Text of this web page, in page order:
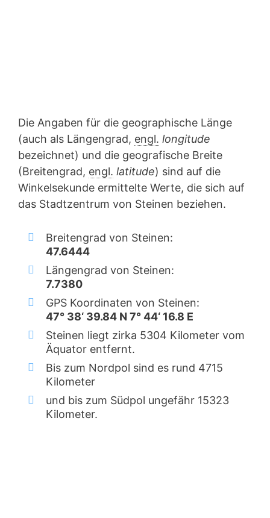
Die Angaben für die geographische Länge
(auch als Längengrad, engl. longitude
bezeichnet) und die geografische Breite
(Breitengrad, engl. latitude) sind auf die
Winkelsekunde ermittelte Werte, die sich auf
das Stadtzentrum von Steinen beziehen.
Breitengrad von Steinen:
47.6444
Längengrad von Steinen:
7.7380
GPS Koordinaten von Steinen:
47° 38‘ 39.84 N 7° 44‘ 16.8 E
Steinen liegt zirka 5304 Kilometer vom
Äquator entfernt.
Bis zum Nordpol sind es rund 4715
Kilometer
und bis zum Südpol ungefähr 15323
Kilometer.